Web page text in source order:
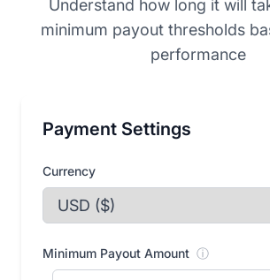
Understand how long it will
minimum payout thresholds
performance
Payment Settings
Currency
Minimum Payout Amount ⓘ